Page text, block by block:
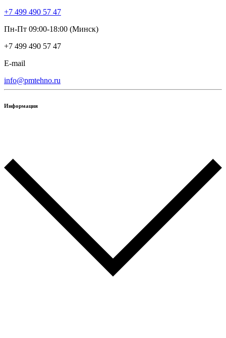
+7 499 490 57 47
Пн-Пт 09:00-18:00 (Минск)
+7 499 490 57 47
E-mail
info@pmtehno.ru
Информация